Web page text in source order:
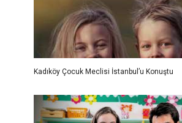
Kadıköy Çocuk Meclisi İstanbul’u Konuştu